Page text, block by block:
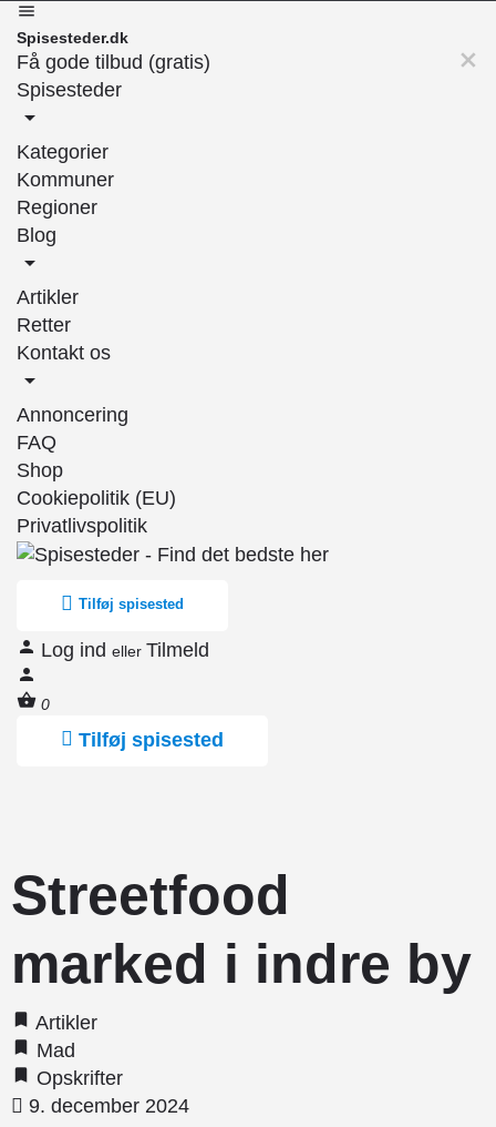
Spisesteder.dk
Få gode tilbud (gratis)
Spisesteder
Kategorier
Kommuner
Regioner
Blog
Artikler
Retter
Kontakt os
Annoncering
FAQ
Shop
Cookiepolitik (EU)
Privatlivspolitik
Tilføj spisested
Log ind eller Tilmeld
0
Tilføj spisested
Streetfood
marked i indre by
Artikler
Mad
Opskrifter
9. december 2024